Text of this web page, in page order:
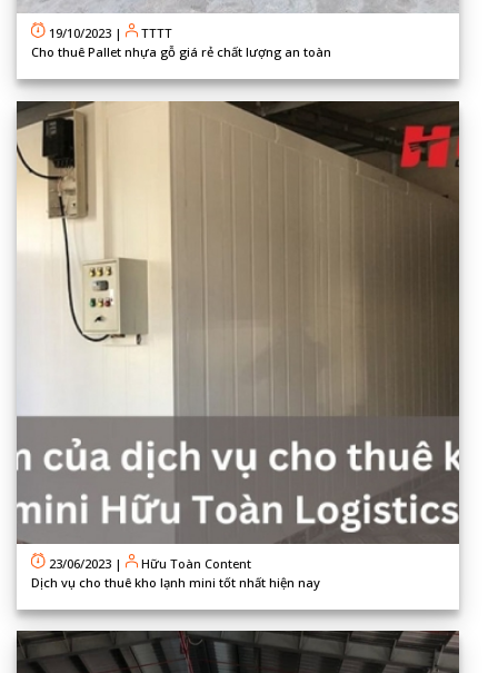
19/10/2023 |
TTTT
Cho thuê Pallet nhựa gỗ giá rẻ chất lượng an toàn
23/06/2023 |
Hữu Toàn Content
Dịch vụ cho thuê kho lạnh mini tốt nhất hiện nay